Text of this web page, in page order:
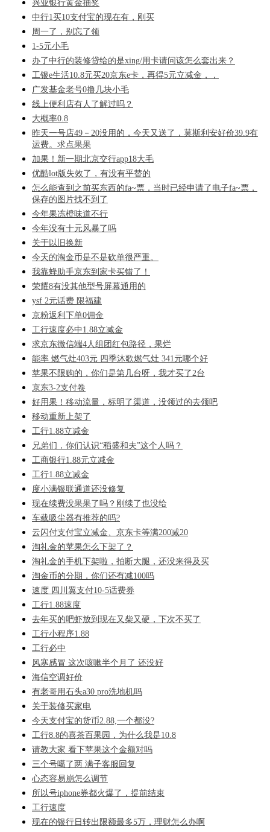
兴业银行黄金抽奖
中行1买10支付宝的现在有，刚买
周一了，别忘了领
1-5元小毛
办了中行的装修贷给的是xing/用卡请问该怎么套出来？
工银e生活10.8元买20京东e卡，再得5元立减金，，
广发基金老号0撸几块小毛
线上便利店有人了解过吗？
大概率0.8
昨天一号店49－20没用的，今天又送了，莫斯利安好价39.9有
运费。求点果果
加果！新一期北京交行app18大毛
优酷lot版失效了，有没有平替的
怎么能查到之前买东西的fa~票，当时已经申请了电子fa~票，
保存的图片找不到了
今年果冻橙味道不行
今年没有十元风暴了吗
关于以旧换新
今天的淘金币是不是砍单很严重。
我靠蜂助手京东到家卡买错了！
荣耀8有没其他型号屏幕通用的
ysf 2元话费 限福建
京粉返利下单0佣金
工行速度必中1.88立减金
求京东微信端4人组团红包路径，果烂
能率 燃气灶403元 四季沐歌燃气灶 341元哪个好
苹果不限购的，你们是第几台呀，我才买了2台
京东3-2支付卷
好用果！移动流量，标明了渠道，没领过的去领吧
移动重新上架了
工行1.88立减金
兄弟们，你们认识“稻盛和夫”这个人吗？
工商银行1.88元立减金
工行1.88立减金
度小满银联通道还没修复
现在续费没果果了吗？刚续了也没给
车载吸尘器有推荐的吗?
云闪付支付宝立减金、京东卡等满200减20
淘礼金的苹果怎么下架了？
淘礼金的手机下架啦，拍断大腿，还没来得及买
淘金币的分期，你们还有减100吗
速度 四川翼支付10-5话费券
工行1.88速度
去年买的吧虾放到现在又柴又硬，下次不买了
工行小程序1.88
工行必中
风寒感冒 这次咳嗽半个月了 还没好
海信空调好价
有老哥用石头a30 pro洗地机吗
关于装修买家电
今天支付宝的货币2.88,一个都没?
工行8.8的喜茶百果园，为什么我是10.8
请教大家 看下苹果这个金额对吗
三个号噶了两 满子客服回复
心态容易崩怎么调节
所以号iphone券都火爆了，提前结束
工行速度
现在的银行日转出限额最多5万，理财怎么办啊